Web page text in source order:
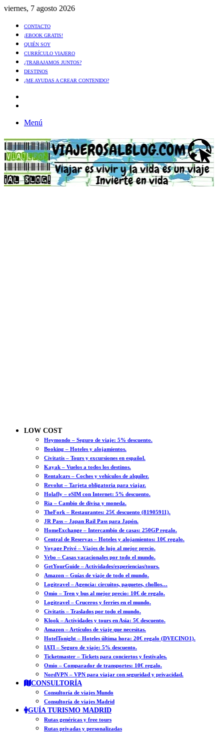
viernes, 7 agosto 2026
CONTACTO
¡EBOOK GRATIS!
QUIÉN SOY
CURRÍCULO VIAJERO
¿TRABAJAMOS JUNTOS?
DESTINOS
¿ME AYUDAS A CREAR CONTENIDO?
Menú
LOW COST
Heymondo – Seguro de viaje: 5% descuento.
Booking – Hoteles y alojamientos.
Civitatis – Tours y excursiones en español.
Kayak – Vuelos a todos los destinos.
Rentalcars – Coches y vehículos de alquiler.
Revolut – Tarjeta obligatoria para viajar.
Holafly – eSIM con Internet: 5% descuento.
Ria – Cambio de divisa y moneda.
TheFork – Restaurantes: 25€ descuento (81905911).
JR Pass – Japan Rail Pass para Japón.
HomeExchange – Intercambio de casas: 250GP regalo.
Central de Reservas – Hoteles y alojamientos: 10€ regalo.
Voyage Privé – Viajes de lujo al mejor precio.
Vrbo – Casas vacacionales por todo el mundo.
GetYourGuide – Actividades/experiencias/tours.
Amazon – Guías de viaje de todo el mundo.
Logitravel – Agencia: circuitos, paquetes, chollos…
Omio – Tren y bus al mejor precio: 10€ de regalo.
Logitravel – Cruceros y ferries en el mundo.
Civitatis – Traslados por todo el mundo.
Klook – Actividades y tours en Asia: 5€ descuento.
Amazon – Artículos de viaje que necesitas.
HotelTonight – Hoteles última hora: 20€ regalo (DVECINO1).
IATI – Seguro de viaje: 5% descuento.
Ticketmaster – Tickets para conciertos y festivales.
Omio – Comparador de transportes: 10€ regalo.
NordVPN – VPN para viajar con seguridad y privacidad.
CONSULTORÍA
Consultoría de viajes Mundo
Consultoría de viajes Madrid
GUÍA TURISMO MADRID
Rutas genéricas y free tours
Rutas privadas y personalizadas